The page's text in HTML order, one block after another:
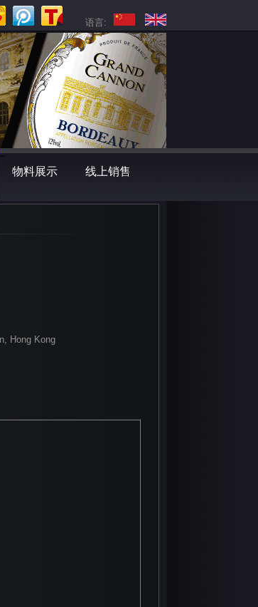
语言:
物料展示 线上销售
Hong Kong